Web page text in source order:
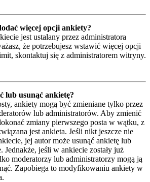
więcej opcji ankiety?
jest ustalany przez administratora
że potrzebujesz wstawić więcej opcji
skontaktuj się z administratorem witryny.
lub usunąć ankietę?
ankiety mogą być zmieniane tylko przez
lub administratorów. Aby zmienić
zmiany pierwszego posta w wątku, z
jest ankieta. Jeśli nikt jeszcze nie
jej autor może usunąć ankietę lub
Jednakże, jeśli w ankiecie zostały już
moderatorzy lub administratorzy mogą ją
Zapobiega to modyfikowaniu ankiety w